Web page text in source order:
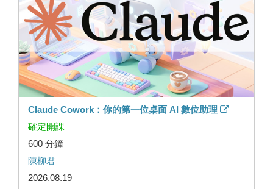
Claude Cowork：你的第一位桌面 AI 數位助理
確定開課
600 分鐘
陳柳君
2026.08.19